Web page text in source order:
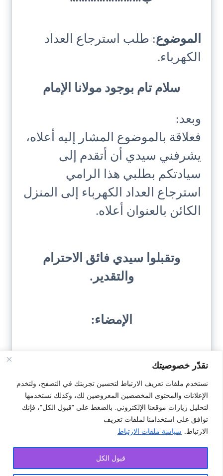
نقدّر خصوصيتك
نستخدم ملفات تعريف الارتباط لتحسين تجربتك في التصفح، ولتخدم
الإعلانات والمحتوى المخصصين المعروضين لك، وكذلك نستخدمها
لتحليل زيارات موقعنا الإلكتروني. بالضغط على "قبول الكل"، فإنك
توافق على استخدامنا لملفات تعريف
الارتباط.
سياسة ملفات الارتباط
قبول الكل
الموضوع: طلب استرجاع العداد
الكهرباء.
سلام تام بوجود مولانا الإمام
وبعد:
فعلاقة بالموضوع المشار إليه أعلاه،
يشرفني سيدي أن أتقدم إلى
سيادتكم بطلبي هذا الرامي
استرجاع العداد الكهرباء إلى المنزل
الكائن بالعنوان أعلاه.
وتقبلوا سيدي فائق الاحترام
والتقدير.
الإمضاء:
تحميل النمودج
#استرجاع #العداد الكهرباء